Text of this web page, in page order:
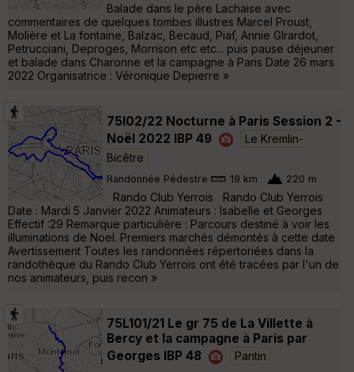
Balade dans le père Lachaise avec
commentaires de quelques tombes illustres Marcel Proust,
Molière et La fontaine, Balzac, Becaud, Piaf, Annie GIrardot,
Petrucciani, Deproges, Morrison etc etc... puis pause déjeuner
et balade dans Charonne et la campagne à Paris Date 26 mars
2022 Organisatrice : Véronique Depierre »
75l02/22 Nocturne à Paris Session 2 -
Noël 2022 IBP 49
Le Kremlin-
Bicêtre
Randonnée Pédestre 19 km 220 m
Rando Club Yerrois Rando Club Yerrois
Date : Mardi 5 Janvier 2022 Animateurs : Isabelle et Georges
Effectif :29 Remarque particulière : Parcours destiné à voir les
illuminations de Noel. Premiers marchés démontés à cette date
Avertissement Toutes les randonnées répertoriées dans la
randothèque du Rando Club Yerrois ont été tracées par l'un de
nos animateurs, puis recon »
75L101/21 Le gr 75 de La Villette à
Bercy et la campagne à Paris par
Georges IBP 48
Pantin